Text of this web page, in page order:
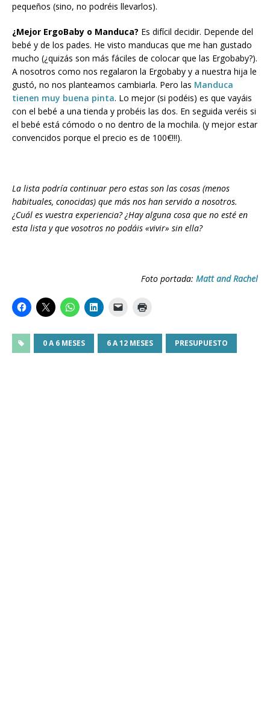
pequeños (sino, no podréis llevarlos).
¿Mejor ErgoBaby o Manduca? Es difícil decidir. Depende del
bebé y de los pades. He visto manducas que me han gustado
mucho (¿quizás son más fáciles de colocar que las Ergobaby?).
A nosotros como nos regalaron la Ergobaby y a nuestra hija le
gustó, no nos planteamos cambiarla. Pero las Manduca
tienen muy buena pinta. Lo mejor (si podéis) es que vayáis
con el bebé a una tienda y probéis las dos. En seguida veréis si
el bebé está cómodo o no dentro de la mochila. (y mejor estar
convencidos porque el precio es de 100€!!!).
La lista podría continuar pero estas son las cosas (menos
habituales, conocidas) que más nos han servido a nosotros.
¿Cuál es vuestra experiencia? ¿Hay alguna cosa que no esté en
esta lista y que vosotros no podáis «vivir» sin ella?
Foto portada: Matt and Rachel
0 A 6 MESES 6 A 12 MESES PRESUPUESTO